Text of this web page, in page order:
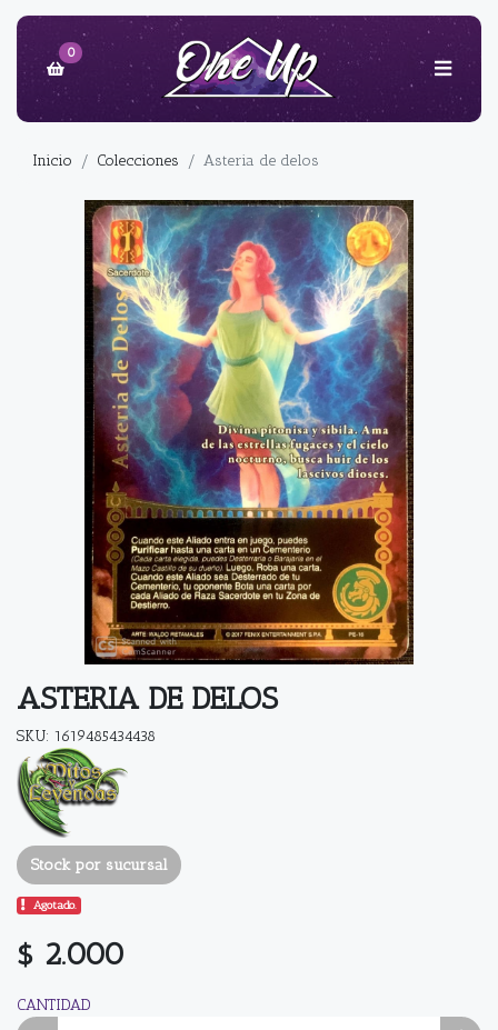
0
Inicio Colecciones Asteria de delos
ASTERIA DE DELOS
SKU: 1619485434438
Stock por sucursal
Agotado.
$ 2.000
CANTIDAD